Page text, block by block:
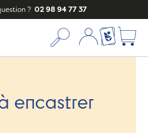
? 02 98 94 77 37
Mon compte
Ma liste
encastrer